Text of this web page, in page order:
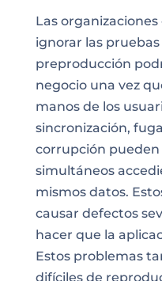
Las
ignorar las
preproducción
negocio una vez
manos de los
sincronización,
corrupción
simultáneos
mismos datos.
causar defectos
hacer que la
Estos problemas
difíciles de